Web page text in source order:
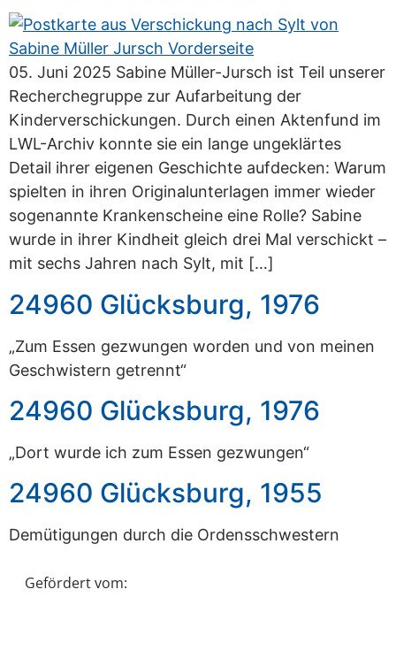
05. Juni 2025 Sabine Müller-Jursch ist Teil unserer
Recherchegruppe zur Aufarbeitung der
Kinderverschickungen. Durch einen Aktenfund im
LWL-Archiv konnte sie ein lange ungeklärtes
Detail ihrer eigenen Geschichte aufdecken: Warum
spielten in ihren Originalunterlagen immer wieder
sogenannte Krankenscheine eine Rolle? Sabine
wurde in ihrer Kindheit gleich drei Mal verschickt –
mit sechs Jahren nach Sylt, mit […]
24960 Glücksburg, 1976
„Zum Essen gezwungen worden und von meinen
Geschwistern getrennt“
24960 Glücksburg, 1976
„Dort wurde ich zum Essen gezwungen“
24960 Glücksburg, 1955
Demütigungen durch die Ordensschwestern
Gefördert vom: